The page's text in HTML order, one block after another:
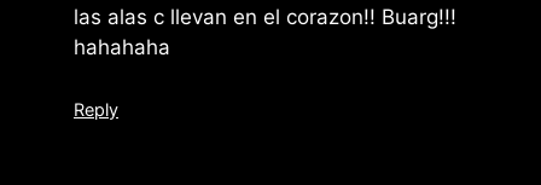
las alas c llevan en el corazon!! Buarg!!!
hahahaha
Reply